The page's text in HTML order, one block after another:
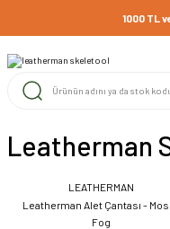
1000 TL
Leatherman
LEATHERMAN
Leatherman Alet Çantası -
Fog